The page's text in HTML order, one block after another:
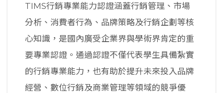
TIMS行銷專業能力認證涵蓋行銷管理、市場
分析、消費者行為、品牌策略及行銷企劃等核
心知識，是國內廣受企業界與學術界肯定的重
要專業認證。通過認證不僅代表學生具備紮實
的行銷專業能力，也有助於提升未來投入品牌
經營、數位行銷及商業管理等領域的競爭優